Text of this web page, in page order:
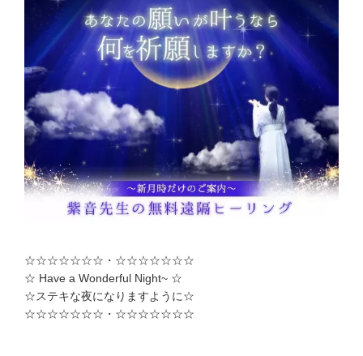
☆☆☆☆☆☆☆・☆☆☆☆☆☆☆
☆ Have a Wonderful Night~ ☆
☆ステキな夜になりますように☆
☆☆☆☆☆☆☆・☆☆☆☆☆☆☆